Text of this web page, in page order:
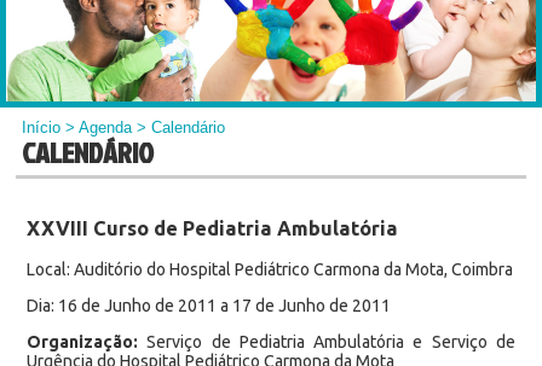
Início >Agenda> Calendário
CALENDÁRIO
XXVIII Curso de Pediatria Ambulatória
Local: Auditório do Hospital Pediátrico Carmona da Mota, Coimbra
Dia: 16 de Junho de 2011 a 17 de Junho de 2011
Organização: Serviço de Pediatria Ambulatória e Serviço de
Urgência do Hospital Pediátrico Carmona da Mota